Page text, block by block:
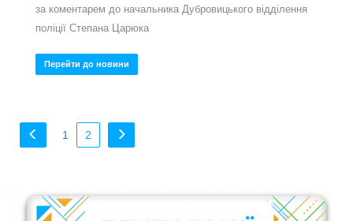
за коментарем до начальника Дубровицького відділення
поліції Степана Царюка
Перейти до новини
1 2